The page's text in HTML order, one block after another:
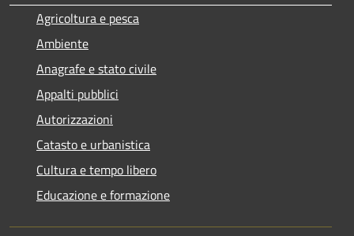
Agricoltura e pesca
Ambiente
Anagrafe e stato civile
Appalti pubblici
Autorizzazioni
Catasto e urbanistica
Cultura e tempo libero
Educazione e formazione